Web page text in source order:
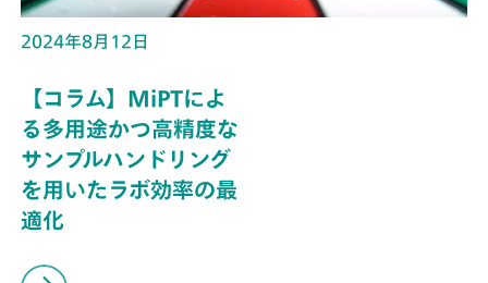
2024年8月12日
【コラム】MiPTによ
る多用途かつ高精度な
サンプルハンドリング
を用いたラボ効率の最
適化